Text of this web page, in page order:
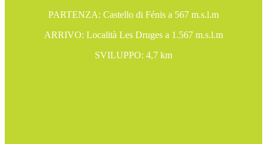
PARTENZA: Castello di Fénis a 567 m.s.l.m
ARRIVO: Località Les Druges a 1.567 m.s.l.m
SVILUPPO: 4,7 km